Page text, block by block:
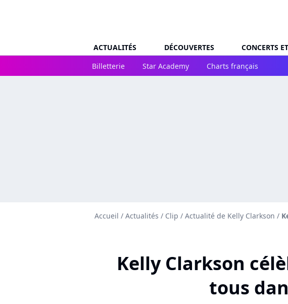
ACTUALITÉS DÉCOUVERTES CONCERTS
Billetterie
Star Academy Charts français
Accueil / Actualités / Clip / Actualité de Kelly Clarkson /
Kelly Clarkson
tous